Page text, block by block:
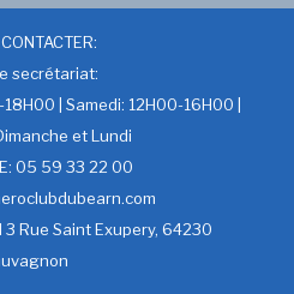
secrétariat:
| Samedi: 12H00-16H00 |
et Lundi
05 59 33 22 00
3 Rue Saint Exupery, 64230